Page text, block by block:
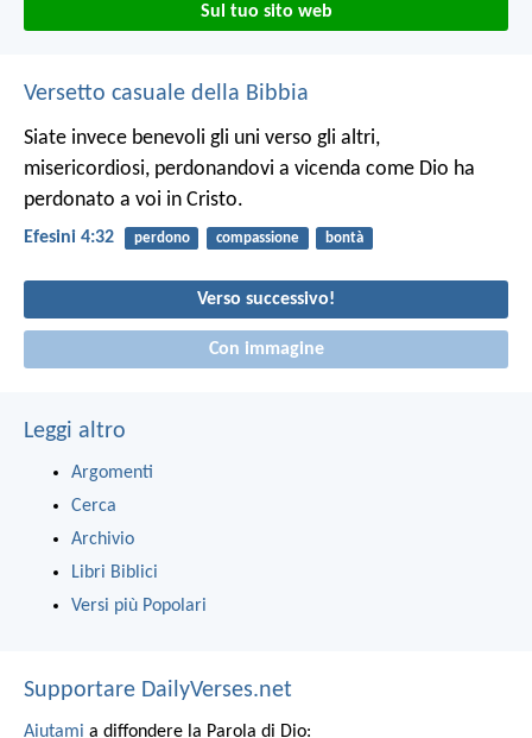
Sul tuo sito web
Versetto casuale della Bibbia
Siate invece benevoli gli uni verso gli altri,
misericordiosi, perdonandovi a vicenda come Dio ha
perdonato a voi in Cristo.
Efesini 4:32 perdono compassione bontà
Verso successivo!
Con immagine
Leggi altro
Argomenti
Cerca
Archivio
Libri Biblici
Versi più Popolari
Supportare DailyVerses.net
Aiutami a diffondere la Parola di Dio: